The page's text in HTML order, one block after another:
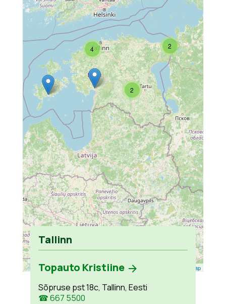
2
2
4
Leaflet OpenStreetMap
Tallinn
Topauto Kristiine
Sõpruse pst 18c, Tallinn, Eesti
☎ 667 5500